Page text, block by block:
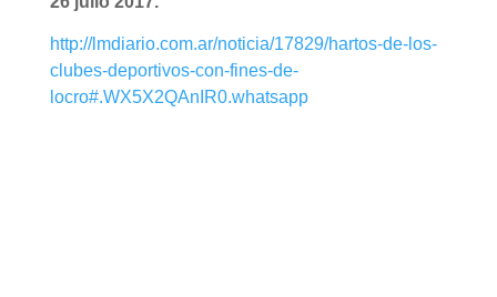
http://lmdiario.com.ar/noticia/17829/hartos-de-los-
clubes-deportivos-con-fines-de-
locro#.WX5X2QAnIR0.whatsapp